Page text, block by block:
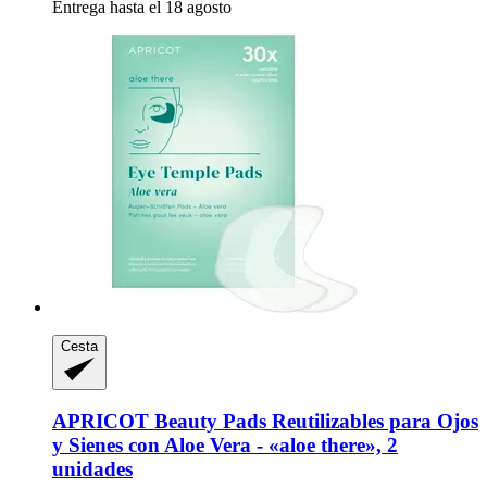
Entrega hasta el 18 agosto
Cesta
APRICOT Beauty Pads Reutilizables para Ojos
y Sienes con Aloe Vera -​ «aloe there», 2
unidades